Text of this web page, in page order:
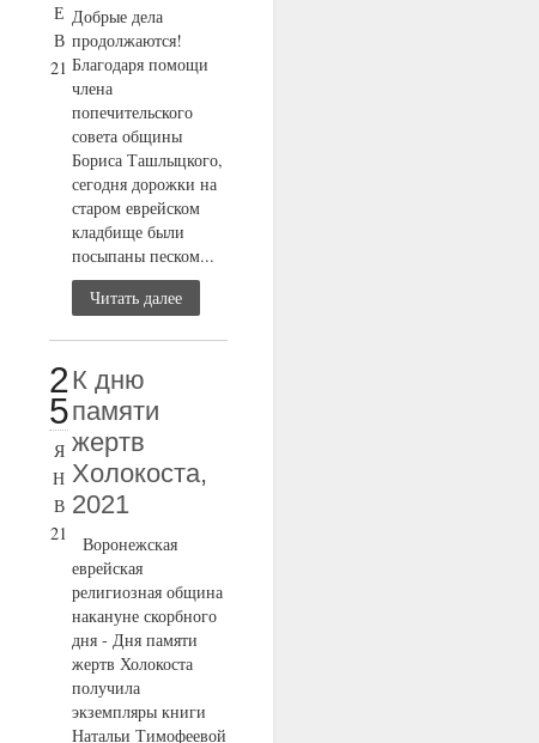
Е
В
21
Добрые дела
продолжаются!
Благодаря помощи
члена
попечительского
совета общины
Бориса Ташлыцкого,
сегодня дорожки на
старом еврейском
кладбище были
посыпаны песком...
Читать далее
2
5
Я
Н
В
21
К дню
памяти
жертв
Холокоста,
2021
Воронежская
еврейская
религиозная община
накануне скорбного
дня - Дня памяти
жертв Холокоста
получила
экземпляры книги
Натальи Тимофеевой